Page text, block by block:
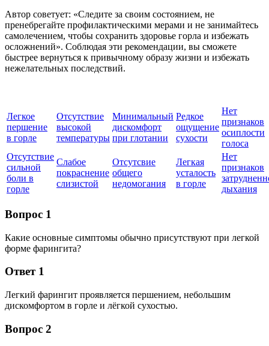
Автор советует: «Следите за своим состоянием, не
пренебрегайте профилактическими мерами и не занимайтесь
самолечением, чтобы сохранить здоровье горла и избежать
осложнений». Соблюдая эти рекомендации, вы сможете
быстрее вернуться к привычному образу жизни и избежать
нежелательных последствий.
Легкое
першение
в горле
Отсутствие
высокой
температуры
Минимальный
дискомфорт
при глотании
Редкое
ощущение
сухости
Нет
признаков
осиплости
голоса
Отсутствие
сильной
боли в
горле
Слабое
покраснение
слизистой
Отсутсвие
общего
недомогания
Легкая
усталость
в горле
Нет
признаков
дыхания
Вопрос 1
Какие основные симптомы обычно присутствуют при легкой
форме фарингита?
Ответ 1
Легкий фарингит проявляется першением, небольшим
дискомфортом в горле и лёгкой сухостью.
Вопрос 2